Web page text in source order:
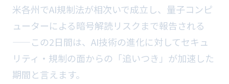
米各州でAI規制法が相次いで成立し、量子コンピ
ューターによる暗号解読リスクまで報告される
——この2日間は、AI技術の進化に対してセキュ
リティ・規制の面からの「追いつき」が加速した
期間と言えます。